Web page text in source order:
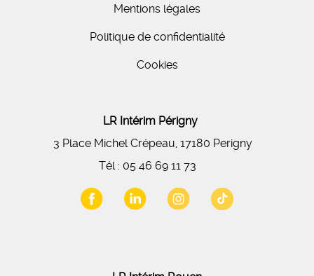
Mentions légales
Politique de confidentialité
Cookies
LR Intérim Périgny
3 Place Michel Crépeau, 17180 Perigny
Tél : 05 46 69 11 73